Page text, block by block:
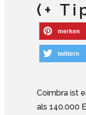
(+
merken
twittern
Coimbra ist
als 140.000